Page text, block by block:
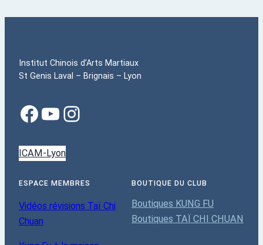
Institut Chinois d’Arts Martiaux
St Genis Laval – Brignais – Lyon
ICAM-Lyon
ESPACE MEMBRES
Vidéos révisions Taï Chi
Chuan
BOUTIQUE DU CLUB
Boutiques KUNG FU
Boutiques TAÏ CHI CHUAN